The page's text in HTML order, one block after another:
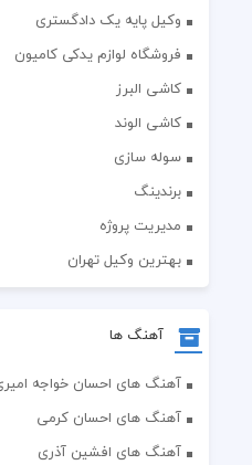
وکیل پایه یک دادگستری
فروشگاه لوازم یدکی کامیون
کاشی البرز
کاشی الوند
سوله سازی
برندینگ
مدیریت پروژه
بهترین وکیل تهران
آهنگ ها
آهنگ های احسان خواجه
آهنگ های احسان کرمی
آهنگ های افشین آذری